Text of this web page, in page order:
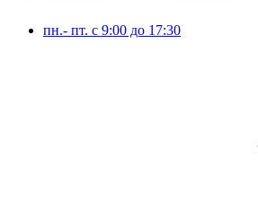
пн.- пт. с 9:00 до 17:30